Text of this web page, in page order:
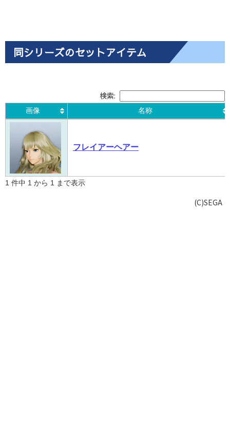
同シリーズのセットアイテム
検索:
画像 名称
画像
フレイアーヘアー
1 件中 1 から 1 まで表示
(C)SEGA